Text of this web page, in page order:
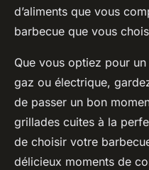
d’aliments que vous
barbecue que vous
Que vous optiez pour
gaz ou électrique,
de passer un bon
grillades cuites à la
de choisir votre
délicieux moments de